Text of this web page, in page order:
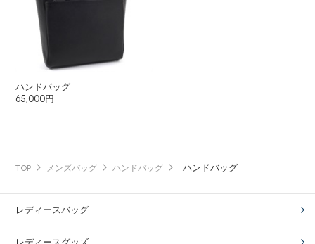
ハンドバッグ
65,000円
TOP メンズバッグ ハンドバッグ ハンドバッグ
レディースバッグ